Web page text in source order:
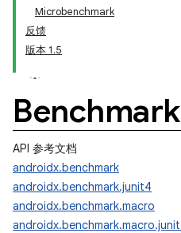
Microbenchmark
反馈
版本 1.5
Benchmark
API 参考文档
androidx.benchmark
androidx.benchmark.junit4
androidx.benchmark.macro